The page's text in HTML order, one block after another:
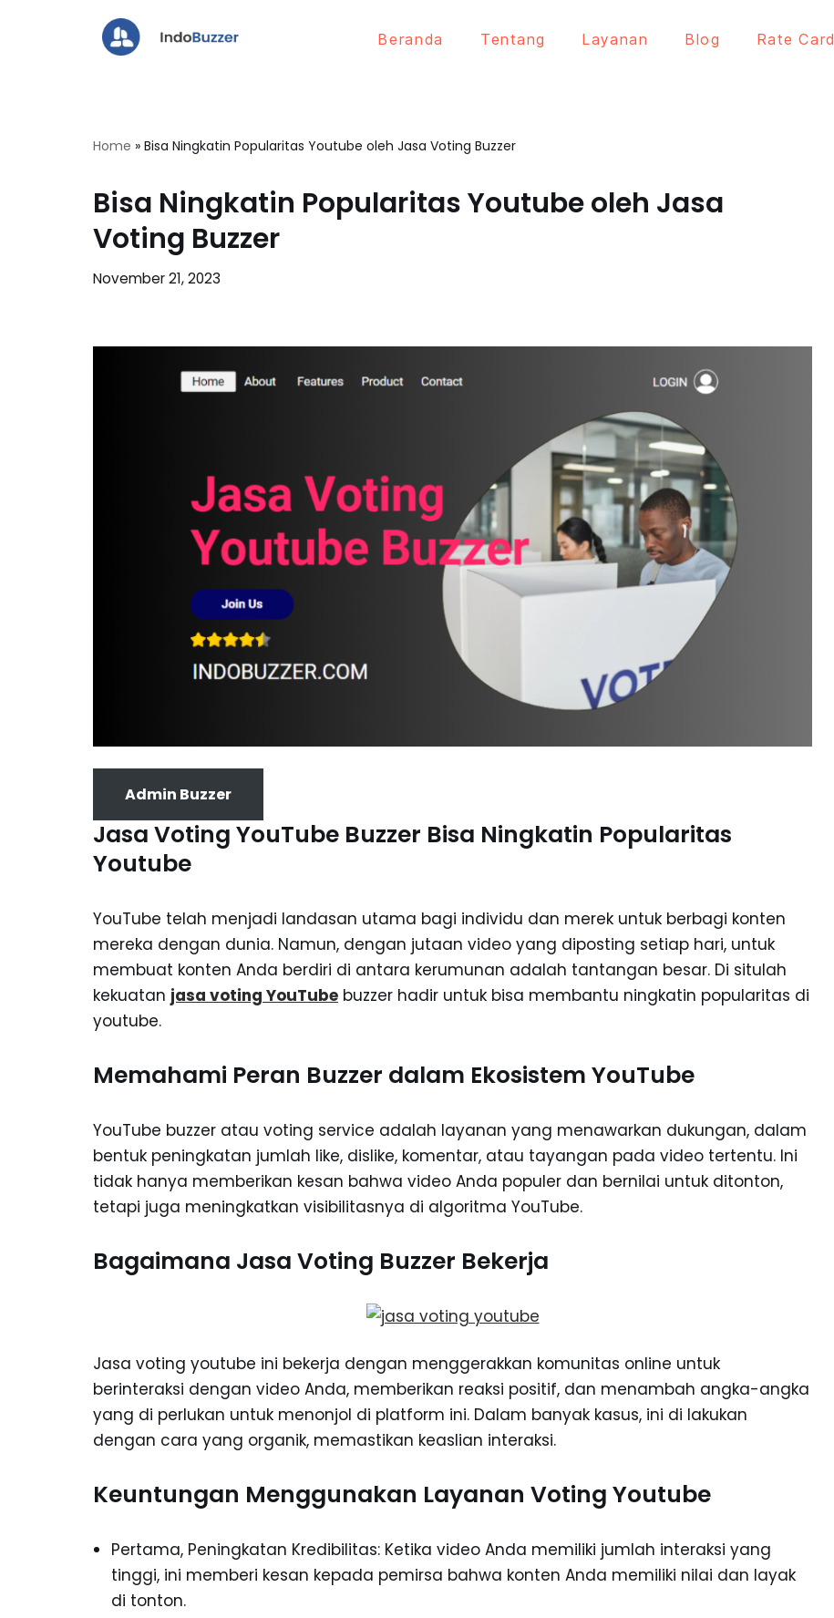
Beranda Tentang Layanan Blog Rate Card
Home » Bisa Ningkatin Popularitas Youtube oleh Jasa Voting Buzzer
Bisa Ningkatin Popularitas Youtube oleh Jasa
Voting Buzzer
November 21, 2023
Admin Buzzer
Jasa Voting YouTube Buzzer Bisa Ningkatin Popularitas
Youtube
YouTube telah menjadi landasan utama bagi individu dan merek untuk berbagi konten
mereka dengan dunia. Namun, dengan jutaan video yang diposting setiap hari, untuk
membuat konten Anda berdiri di antara kerumunan adalah tantangan besar. Di situlah
kekuatan jasa voting YouTube buzzer hadir untuk bisa membantu ningkatin popularitas di
youtube.
Memahami Peran Buzzer dalam Ekosistem YouTube
YouTube buzzer atau voting service adalah layanan yang menawarkan dukungan, dalam
bentuk peningkatan jumlah like, dislike, komentar, atau tayangan pada video tertentu. Ini
tidak hanya memberikan kesan bahwa video Anda populer dan bernilai untuk ditonton,
tetapi juga meningkatkan visibilitasnya di algoritma YouTube.
Bagaimana Jasa Voting Buzzer Bekerja
Jasa voting youtube ini bekerja dengan menggerakkan komunitas online untuk
berinteraksi dengan video Anda, memberikan reaksi positif, dan menambah angka-angka
yang di perlukan untuk menonjol di platform ini. Dalam banyak kasus, ini di lakukan
dengan cara yang organik, memastikan keaslian interaksi.
Keuntungan Menggunakan Layanan Voting Youtube
Pertama, Peningkatan Kredibilitas: Ketika video Anda memiliki jumlah interaksi yang
tinggi, ini memberi kesan kepada pemirsa bahwa konten Anda memiliki nilai dan layak
di tonton.